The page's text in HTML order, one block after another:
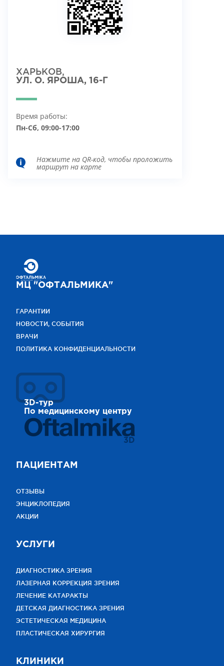
ХАРЬКОВ,
УЛ. О. ЯРОША, 16-Г
Время работы:
Пн-Сб, 09:00-17:00
Нажмите на QR-код, чтобы проложить
маршрут на карте
МЦ "ОФТАЛЬМИКА"
ГАРАНТИИ
НОВОСТИ, СОБЫТИЯ
ВРАЧИ
ПОЛИТИКА КОНФИДЕНЦИАЛЬНОСТИ
3D-тур
По медицинскому центру
3D
ПАЦИЕНТАМ
ОТЗЫВЫ
ЭНЦИКЛОПЕДИЯ
АКЦИИ
УСЛУГИ
ДИАГНОСТИКА ЗРЕНИЯ
ЛАЗЕРНАЯ КОРРЕКЦИЯ ЗРЕНИЯ
ЛЕЧЕНИЕ КАТАРАКТЫ
ДЕТСКАЯ ДИАГНОСТИКА ЗРЕНИЯ
ЭСТЕТИЧЕСКАЯ МЕДИЦИНА
ПЛАСТИЧЕСКАЯ ХИРУРГИЯ
КЛИНИКИ